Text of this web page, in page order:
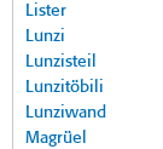
Lister
Lunzi
Lunzisteil
Lunzitöbili
Lunziwand
Magrüel